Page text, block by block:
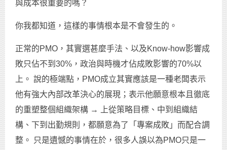
與成本很重要的嗎？
你我都知道，這樣的事情根本是不會發生的。
正常的PMO，其實選甚麼手法、以及Know-how影響成
敗只佔不到30%，政治與時機才佔成敗影響的70%以
上。 說的極端點，PMO成立其實應該是一種老闆表示
他有強大內部改革決心的展現；表示他願意根本且徹底
的重塑整個組織架構 → 上從策略目標、中到組織結
構、下到出勤規則，都願意為了「專案成敗」而配合調
整。 只是遺憾的事情在於，很多人誤以為PMO只是一